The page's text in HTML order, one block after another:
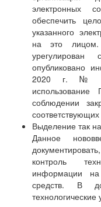
электронных
обеспечить
указанного
на это
опубликовано
2020 г. №
соблюдении
Выделение так
Данное
контроль
информации
средств. В
технологические